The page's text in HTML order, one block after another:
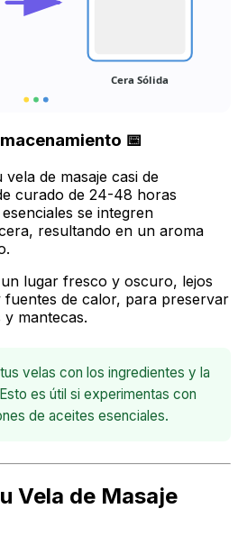
Cera Sólida
📅
de masaje casi de
curado de 24-48 horas
se integren
resultando en un aroma
lugar fresco y oscuro, lejos
de calor, para preservar
y mantecas.
velas con los ingredientes y la
es útil si experimentas con
de aceites esenciales.
Vela de Masaje